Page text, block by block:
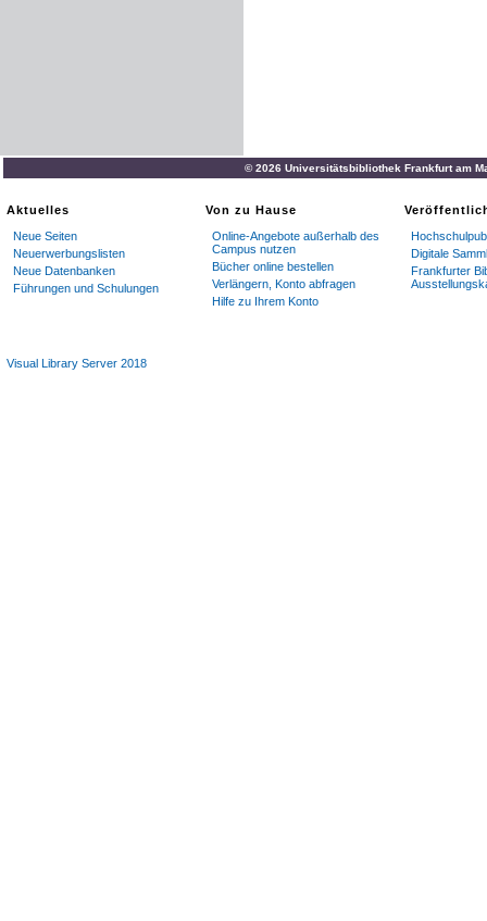
© 2026 Universitätsbibliothek Frankfurt am
Aktuelles
Neue Seiten
Neuerwerbungslisten
Neue Datenbanken
Führungen und Schulungen
Von zu Hause
Online-Angebote außerhalb des
Campus nutzen
Bücher online bestellen
Verlängern, Konto abfragen
Hilfe zu Ihrem Konto
Digitale
Frankfurter
Visual Library Server 2018